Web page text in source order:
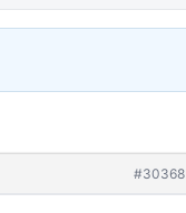
#30368